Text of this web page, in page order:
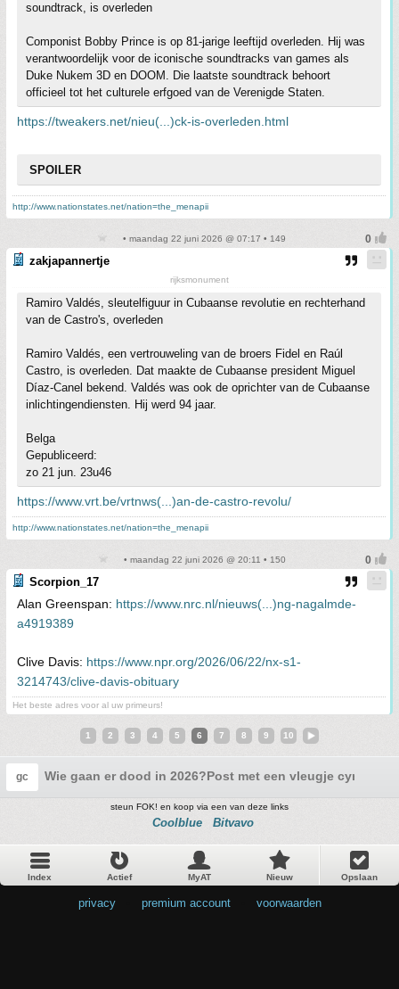
soundtrack, is overleden
Componist Bobby Prince is op 81-jarige leeftijd overleden. Hij was
verantwoordelijk voor de iconische soundtracks van games als
Duke Nukem 3D en DOOM. Die laatste soundtrack behoort
officieel tot het culturele erfgoed van de Verenigde Staten.
https://tweakers.net/nieu(...)ck-is-overleden.html
SPOILER
http://www.nationstates.net/nation=the_menapii
• maandag 22 juni 2026 @ 07:17 • 149
zakjapannertje
rijksmonument
Ramiro Valdés, sleutelfiguur in Cubaanse revolutie en rechterhand
van de Castro's, overleden
Ramiro Valdés, een vertrouweling van de broers Fidel en Raúl
Castro, is overleden. Dat maakte de Cubaanse president Miguel
Díaz-Canel bekend. Valdés was ook de oprichter van de Cubaanse
inlichtingendiensten. Hij werd 94 jaar.
Belga
Gepubliceerd:
zo 21 jun. 23u46
https://www.vrt.be/vrtnws(...)an-de-castro-revolu/
http://www.nationstates.net/nation=the_menapii
• maandag 22 juni 2026 @ 20:11 • 150
Scorpion_17
Alan Greenspan: https://www.nrc.nl/nieuws(...)ng-nagalmde-
a4919389
Clive Davis: https://www.npr.org/2026/06/22/nx-s1-
3214743/clive-davis-obituary
Het beste adres voor al uw primeurs!
1 2 3 4 5 6 7 8 9 10
gc Wie gaan er dood in 2026?Post met een vleugje cynisme
steun FOK! en koop via een van deze links
Coolblue Bitvavo
Index Actief MyAT Nieuw Opslaan
privacy premium account voorwaarden